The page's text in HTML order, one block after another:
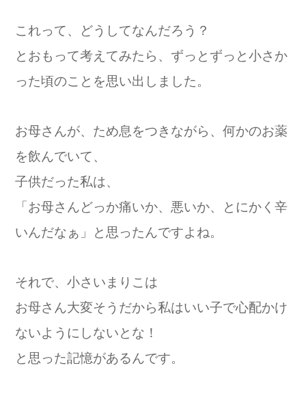
これって、どうしてなんだろう？
とおもって考えてみたら、ずっとずっと小さか
った頃のことを思い出しました。
お母さんが、ため息をつきながら、何かのお薬
を飲んでいて、
子供だった私は、
「お母さんどっか痛いか、悪いか、とにかく辛
いんだなぁ」と思ったんですよね。
それで、小さいまりこは
お母さん大変そうだから私はいい子で心配かけ
ないようにしないとな！
と思った記憶があるんです。